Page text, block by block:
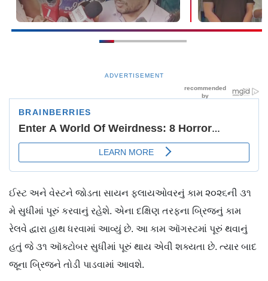
ADVERTISEMENT
ઈસ્ટ અને વેસ્ટને જોડતા સાયન ફ્લાયઓવરનું કામ ૨૦૨૬ની ૩૧
મે સુધીમાં પૂરું કરવાનું રહેશે. એના દક્ષિણ તરફના બ્રિજનું કામ
રેલવે દ્વારા હાથ ધરવામાં આવ્યું છે. આ કામ ઑગસ્ટમાં પૂરું થવાનું
હતું જે ૩૧ ઑક્ટોબર સુધીમાં પૂરું થાય એવી શક્યતા છે. ત્યાર બાદ
જૂના બ્રિજને તોડી પાડવામાં આવશે.